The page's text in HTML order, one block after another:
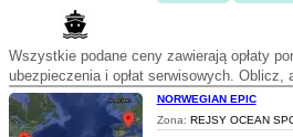
Wszystkie podane ceny zawierają opłaty
ubezpieczenia i opłat serwisowych. Oblicz,
NORWEGIAN EPIC
Zona: REJSY OCEAN